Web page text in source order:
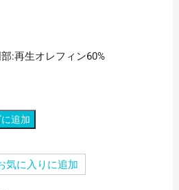
:再生オレフィン60%
追加
気に入りに追加